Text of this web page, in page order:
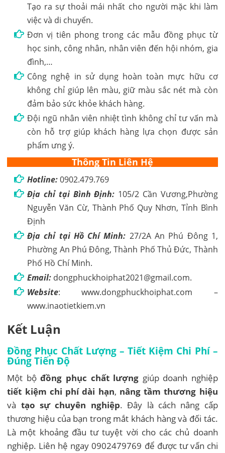
Tạo ra sự thoải mái nhất cho người mặc khi làm
việc và di chuyển.
Đơn vị tiên phong trong các mẫu đồng phục từ
học sinh, công nhân, nhân viên đến hội nhóm, gia
đình,…
Công nghệ in sử dụng hoàn toàn mực hữu cơ
không chỉ giúp lên màu, giữ màu sắc nét mà còn
đảm bảo sức khỏe khách hàng.
Đội ngũ nhân viên nhiệt tình không chỉ tư vấn mà
còn hỗ trợ giúp khách hàng lựa chọn được sản
phẩm ưng ý.
Thông Tin Liên Hệ
Hotline:0902.479.769
Địa chỉ tại Bình Định: 105/2 Cần Vương,Phường
Nguyễn Văn Cừ, Thành Phố Quy Nhơn, Tỉnh Bình
Định
Địa chỉ tại Hồ Chí Minh: 27/2A An Phú Đông 1,
Phường An Phú Đông, Thành Phố Thủ Đức, Thành
Phố Hồ Chí Minh.
Email: dongphuckhoiphat2021@gmail.com.
Website: www.dongphuckhoiphat.com –
www.inaotietkiem.vn
Kết Luận
Đồng Phục Chất Lượng – Tiết Kiệm Chi Phí –
Đúng Tiến Độ
Một bộđồng phục chất lượng giúp doanh nghiệp
tiết kiệm chi phí dài hạn, nâng tầm thương hiệu
và tạo sự chuyên nghiệp. Đây là cách nâng cấp
thương hiệu của bạn trong mắt khách hàng và đối tác.
Là một khoảng đầu tư tuyệt vời cho các chủ doanh
nghiệp. Liên hệ ngay 0902479769 để được tư vấn chi